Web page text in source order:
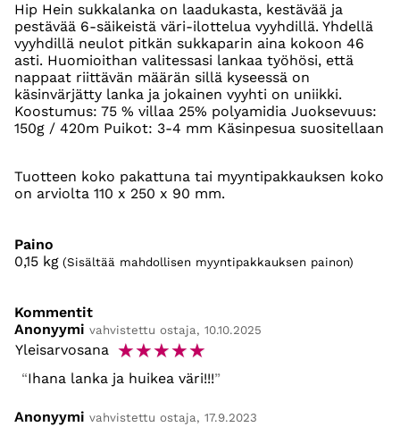
Hip Hein sukkalanka on laadukasta, kestävää ja
pestävää 6-säikeistä väri-ilottelua vyyhdillä. Yhdellä
vyyhdillä neulot pitkän sukkaparin aina kokoon 46
asti. Huomioithan valitessasi lankaa työhösi, että
nappaat riittävän määrän sillä kyseessä on
käsinvärjätty lanka ja jokainen vyyhti on uniikki.
Koostumus: 75 % villaa 25% polyamidia Juoksevuus:
150g / 420m Puikot: 3-4 mm Käsinpesua suositellaan
Tuotteen koko pakattuna tai myyntipakkauksen koko
on arviolta 110 x 250 x 90 mm.
Paino
0,15 kg (Sisältää mahdollisen myyntipakkauksen painon)
Kommentit
Anonyymi vahvistettu ostaja, 10.10.2025
Yleisarvosana ☆☆☆☆☆
Ihana lanka ja huikea väri!!!
Anonyymi vahvistettu ostaja, 17.9.2023